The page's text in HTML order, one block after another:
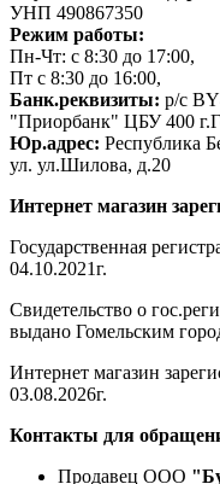
УНП 490867350
Режим работы:
Пн-Чт: с 8:30 до 17:00,
Пт с 8:30 до 16:00,
Банк.реквизиты: р/с
"Приорбанк" ЦБУ 400
Юр.адрес: Республика
ул. ул.Шилова, д.20
Интернет магазин
Государственная
04.10.2021г.
Свидетельство о
выдано Гомельским
Интернет магазин
03.08.2026г.
Контакты для
Продавец ООО